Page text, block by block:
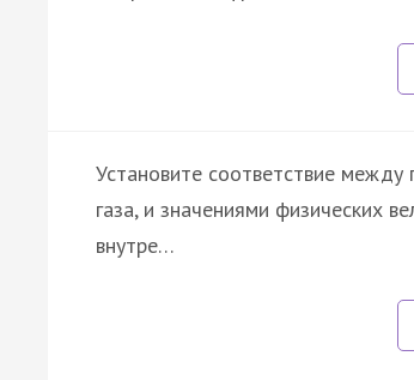
Установите соответствие между
газа, и значениями физических
внутре…